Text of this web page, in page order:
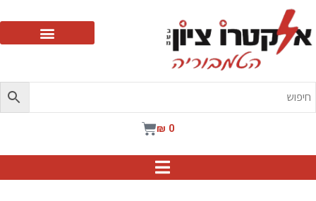
₪ 0
עגלת